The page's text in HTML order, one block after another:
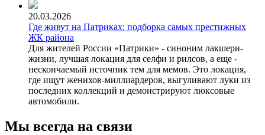
20.03.2026
Где живут на Патриках: подборка самых престижных
ЖК района
Для жителей России «Патрики» - синоним лакшери-
жизни, лучшая локация для селфи и рилсов, а еще -
нескончаемый источник тем для мемов. Это локация,
где ищут женихов-миллиардеров, выгуливают луки из
последних коллекций и демонстрируют люксовые
автомобили.
Мы всегда на связи